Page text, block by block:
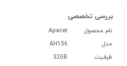
بررسی تخصصی
نام محصول
Apacer
مدل
AH156
ظرفیت
32GB